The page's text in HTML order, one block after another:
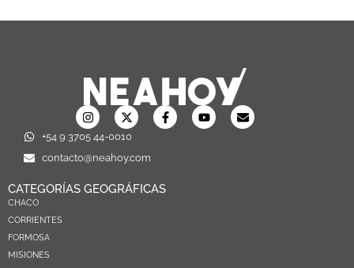
+54 9 3705 44-0010
contacto@neahoy.com
CATEGORÍAS GEOGRÁFICAS
CHACO
CORRIENTES
FORMOSA
MISIONES